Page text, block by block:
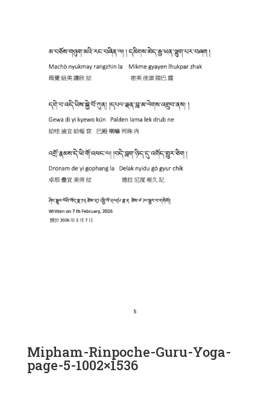
Mipham-Rinpoche-Guru-Yoga-
page-5-1002×1536